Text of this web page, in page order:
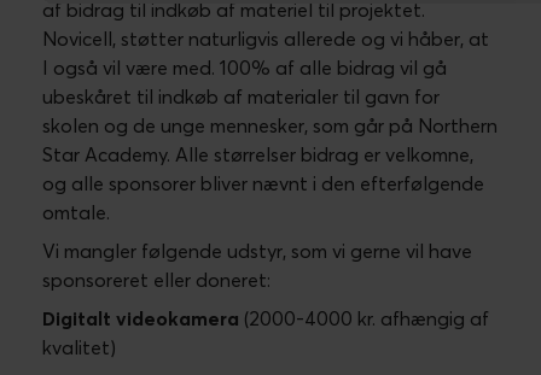
af bidrag til indkøb af materiel til projektet.
Novicell, støtter naturligvis allerede og vi håber, at
I også vil være med. 100% af alle bidrag vil gå
ubeskåret til indkøb af materialer til gavn for
skolen og de unge mennesker, som går på Northern
Star Academy. Alle størrelser bidrag er velkomne,
og alle sponsorer bliver nævnt i den efterfølgende
omtale.
Vi mangler følgende udstyr, som vi gerne vil have
sponsoreret eller doneret:
Digitalt videokamera (2000-4000 kr. afhængig af
kvalitet)